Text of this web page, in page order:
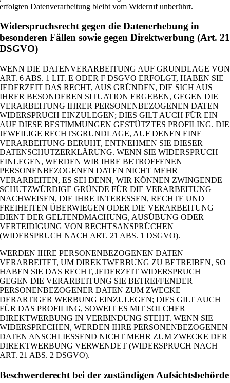
erfolgten Datenverarbeitung bleibt vom Widerruf unberührt.
Widerspruchsrecht gegen die Datenerhebung in
besonderen Fällen sowie gegen Direktwerbung (Art. 21
DSGVO)
WENN DIE DATENVERARBEITUNG AUF GRUNDLAGE VON
ART. 6 ABS. 1 LIT. E ODER F DSGVO ERFOLGT, HABEN SIE
JEDERZEIT DAS RECHT, AUS GRÜNDEN, DIE SICH AUS
IHRER BESONDEREN SITUATION ERGEBEN, GEGEN DIE
VERARBEITUNG IHRER PERSONENBEZOGENEN DATEN
WIDERSPRUCH EINZULEGEN; DIES GILT AUCH FÜR EIN
AUF DIESE BESTIMMUNGEN GESTÜTZTES PROFILING. DIE
JEWEILIGE RECHTSGRUNDLAGE, AUF DENEN EINE
VERARBEITUNG BERUHT, ENTNEHMEN SIE DIESER
DATENSCHUTZERKLÄRUNG. WENN SIE WIDERSPRUCH
EINLEGEN, WERDEN WIR IHRE BETROFFENEN
PERSONENBEZOGENEN DATEN NICHT MEHR
VERARBEITEN, ES SEI DENN, WIR KÖNNEN ZWINGENDE
SCHUTZWÜRDIGE GRÜNDE FÜR DIE VERARBEITUNG
NACHWEISEN, DIE IHRE INTERESSEN, RECHTE UND
FREIHEITEN ÜBERWIEGEN ODER DIE VERARBEITUNG
DIENT DER GELTENDMACHUNG, AUSÜBUNG ODER
VERTEIDIGUNG VON RECHTSANSPRÜCHEN
(WIDERSPRUCH NACH ART. 21 ABS. 1 DSGVO).
WERDEN IHRE PERSONENBEZOGENEN DATEN
VERARBEITET, UM DIREKTWERBUNG ZU BETREIBEN, SO
HABEN SIE DAS RECHT, JEDERZEIT WIDERSPRUCH
GEGEN DIE VERARBEITUNG SIE BETREFFENDER
PERSONENBEZOGENER DATEN ZUM ZWECKE
DERARTIGER WERBUNG EINZULEGEN; DIES GILT AUCH
FÜR DAS PROFILING, SOWEIT ES MIT SOLCHER
DIREKTWERBUNG IN VERBINDUNG STEHT. WENN SIE
WIDERSPRECHEN, WERDEN IHRE PERSONENBEZOGENEN
DATEN ANSCHLIESSEND NICHT MEHR ZUM ZWECKE DER
DIREKTWERBUNG VERWENDET (WIDERSPRUCH NACH
ART. 21 ABS. 2 DSGVO).
Beschwerde­recht bei der zuständigen Aufsichts­behörde